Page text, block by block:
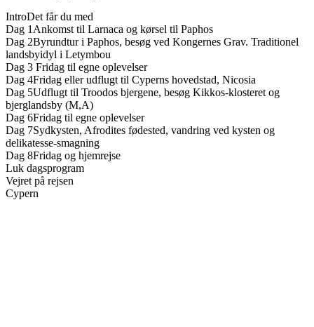
IntroDet får du med
Dag 1 Ankomst til Larnaca og kørsel til Paphos
Dag 2Byrundtur i Paphos, besøg ved Kongernes Grav. Traditionel
landsbyidyl i Letymbou
Dag 3 Fridag til egne oplevelser
Dag 4Fridag eller udflugt til Cyperns hovedstad, Nicosia
Dag 5Udflugt til Troodos bjergene, besøg Kikkos-klosteret og
bjerglandsby (M,A)
Dag 6Fridag til egne oplevelser
Dag 7Sydkysten, Afrodites fødested, vandring ved kysten og
delikatesse-smagning
Dag 8Fridag og hjemrejse
Luk dagsprogram
Vejret på rejsen
Cypern